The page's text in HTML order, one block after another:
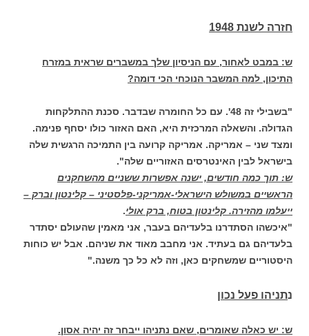
חזרה לשנת 1948
ש: במבט לאחור, עם הניסיון שלך במשברים שראית במזרח
התיכון, למה המשבר הנוכחי הכי דומה?
"בשבילי זה 48'. עם כל החומרה שבדבר. סכנת ההתלקחות
הגדולה. והשאלה המרכזית היא, האם האזור כולו יסחף פנימה.
ומצד שני – אמריקה. אמריקה קרועה בין התמיכה הרגשית שלה
בישראל לבין האינטרסים האזוריים שלה".
ש: תוך כמה חודשים, ישנה אפשרות ששניים מהשחקנים
הראשיים במשולש הישראלי-אמריקני-פלסטיני – קלינטון וברק –
ייעלמו מהזירה. קלינטון בטוח, ברק אולי.
"איכשהו הסתדרנו בלעדיהם בעבר, אני מאמין שהעולם יסתדר
בלעדיהם גם בעתיד. אני מחבב מאוד את שניהם. אבל יש כוחות
היסטוריים שמשחקים כאן, וזה לא כל כך משנה."
נתניהו פעל נכון
ש: יש כאלה שאומרים, שאם נתניהו ייבחר זה יהיה אסון.